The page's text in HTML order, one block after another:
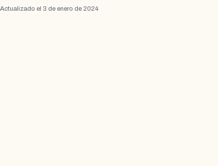
Actualizado el 3 de enero de 2024